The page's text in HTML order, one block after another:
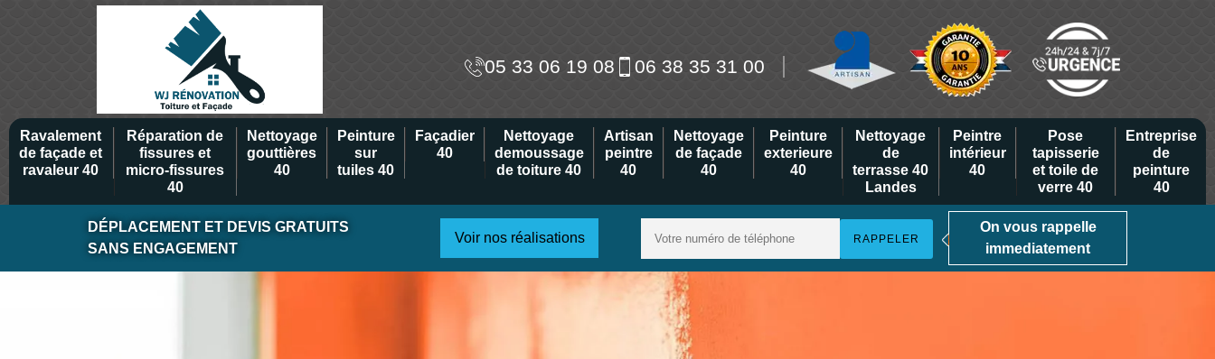
05 33 06 19 08 06 38 35 31 00
Ravalement
de façade et
ravaleur 40
Réparation de
fissures et
micro-fissures
40
Nettoyage
gouttières
40
Peinture
sur
tuiles 40
Façadier
40
Nettoyage
demoussage
de toiture 40
Artisan
peintre
40
Nettoyage
de façade
40
Peinture
exterieure
40
Nettoyage
de
terrasse 40
Landes
Peintre
intérieur
40
Pose
tapisserie
et toile de
verre 40
Entreprise
de
peinture
40
DÉPLACEMENT ET DEVIS GRATUITS
SANS ENGAGEMENT
Voir nos réalisations
On vous rappelle
immediatement